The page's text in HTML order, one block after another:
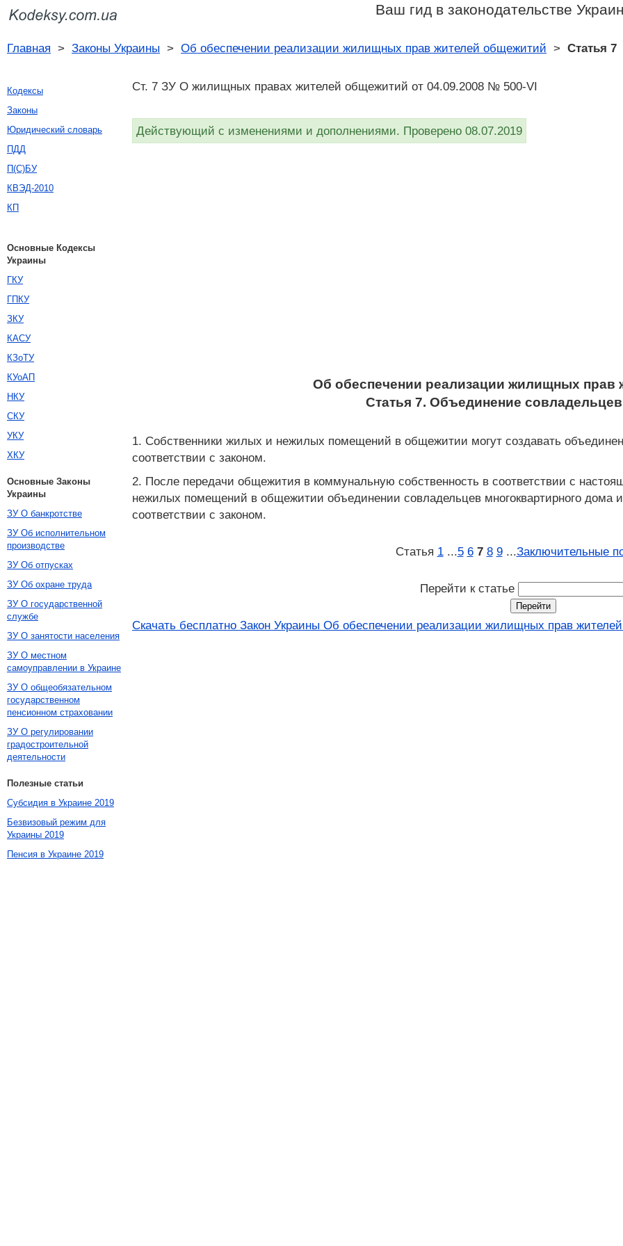
Ваш гид в законодательстве
Главная > Законы Украины > Об обеспечении реализации жилищных прав жителей общежитий > Статья 7
Ст. 7 ЗУ О жилищных правах жителей общежитий от 04.09.2008 № 500-VI
Действующий с изменениями и дополнениями. Проверено 08.07.2019
Об обеспечении реализации жилищных прав
Статья 7. Объединение
1. Собственники жилых и нежилых помещений в общежитии могут создавать
соответствии с законом.
2. После передачи общежития в коммунальную собственность в соответствии с
нежилых помещений в общежитии объединении совладельцев многоквартирного дома
соответствии с законом.
Статья 1 ...5 6 7 8 9 ...Заключительные
Перейти к статье
Скачать бесплатно Закон Украины Об обеспечении реализации жилищных прав
Кодексы
Законы
Юридический словарь
ПДД
П(С)БУ
КВЭД-2010
КП
Основные Кодексы
Украины
ГКУ
ГПКУ
ЗКУ
КАСУ
КЗоТУ
КУоАП
НКУ
СКУ
УКУ
ХКУ
Основные Законы
Украины
ЗУ О банкротстве
ЗУ Об исполнительном
производстве
ЗУ Об отпусках
ЗУ Об охране труда
ЗУ О государственной
службе
ЗУ О занятости населения
ЗУ О местном
самоуправлении в Украине
ЗУ О общеобязательном
государственном
пенсионном страховании
ЗУ О регулировании
градостроительной
деятельности
Полезные статьи
Субсидия в Украине 2019
Безвизовый режим для
Украины 2019
Пенсия в Украине 2019